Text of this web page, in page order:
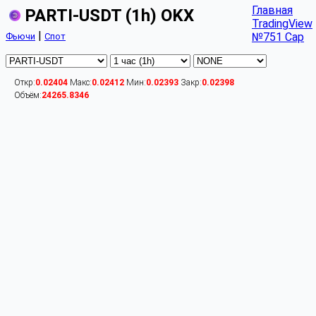
PARTI-USDT (1h) OKX
Фьючи | Спот
Главная
TradingView
№751 Cap
Откр:0.02404 Макс:0.02412 Мин:0.02393 Закр:0.02398
Объём:24265.8346